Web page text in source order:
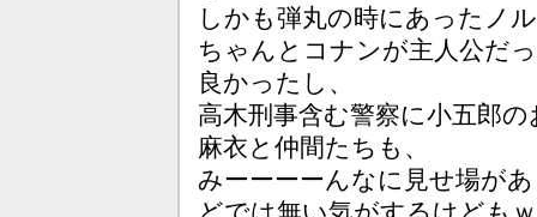
しかも弾丸の時にあったノ
ちゃんとコナンが主人公だ
良かったし、
高木刑事含む警察に小五郎
麻衣と仲間たちも、
みーーーーんなに見せ場が